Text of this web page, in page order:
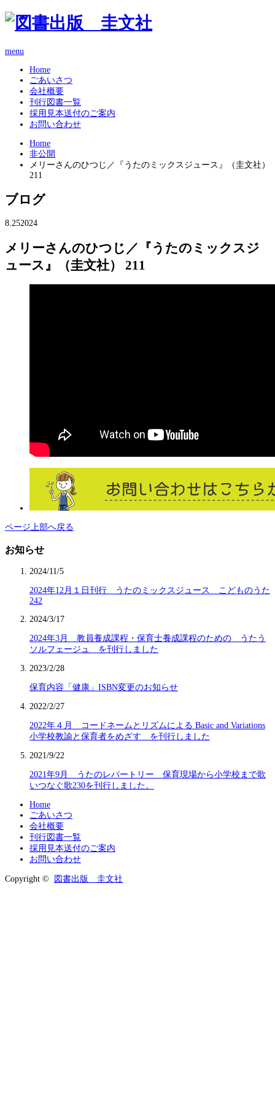
menu
Home
ごあいさつ
会社概要
刊行図書一覧
採用見本送付のご案内
お問い合わせ
Home
非公開
メリーさんのひつじ／『うたのミックスジュース』（圭文社）
211
ブログ
8.252024
メリーさんのひつじ／『うたのミックスジ
ュース』（圭文社） 211
ページ上部へ戻る
お知らせ
2024/11/5
2024年12月１日刊行 うたのミックスジュース こどものうた
242
2024/3/17
2024年3月 教員養成課程・保育士養成課程のための うたう
ソルフェージュ を刊行しました
2023/2/28
保育内容「健康」ISBN変更のお知らせ
2022/2/27
2022年４月 コードネームとリズムによる Basic and Variations
小学校教諭と保育者をめざす を刊行しました
2021/9/22
2021年9月 うたのレパートリー 保育現場から小学校まで歌
いつなぐ歌230を刊行しました。
Home
ごあいさつ
会社概要
刊行図書一覧
採用見本送付のご案内
お問い合わせ
Copyright © 図書出版 圭文社